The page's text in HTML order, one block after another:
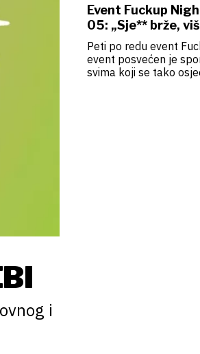
i
Event Fuckup
05: „Sje** brže,
Peti po redu event
event posvećen je
svima koji se tako